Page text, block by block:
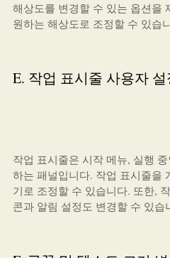
해상도를 변경할 수 있는 옵션을
원하는 해상도로 조정할 수 있습
E. 작업 표시줄 사용자 설
작업 표시줄은 시작 메뉴, 실행
하는 패널입니다. 작업 표시줄을
기로 조정할 수 있습니다. 또한,
콘과 알림 설정도 변경할 수 있습